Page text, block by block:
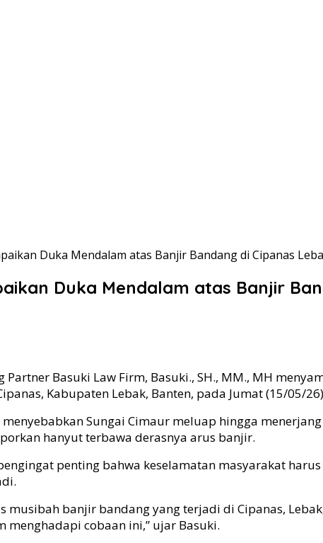
Duka Mendalam atas Banjir Bandang di Cipanas
Duka Mendalam atas Banjir
Partner Basuki Law Firm, Basuki., SH., MM., MH
Kabupaten Lebak, Banten, pada Jumat (15/05/
Sungai Cimaur meluap hingga
hanyut terbawa derasnya arus banjir.
penting bahwa keselamatan masyarakat
musibah banjir bandang yang terjadi di Cipanas,
cobaan ini,” ujar Basuki.